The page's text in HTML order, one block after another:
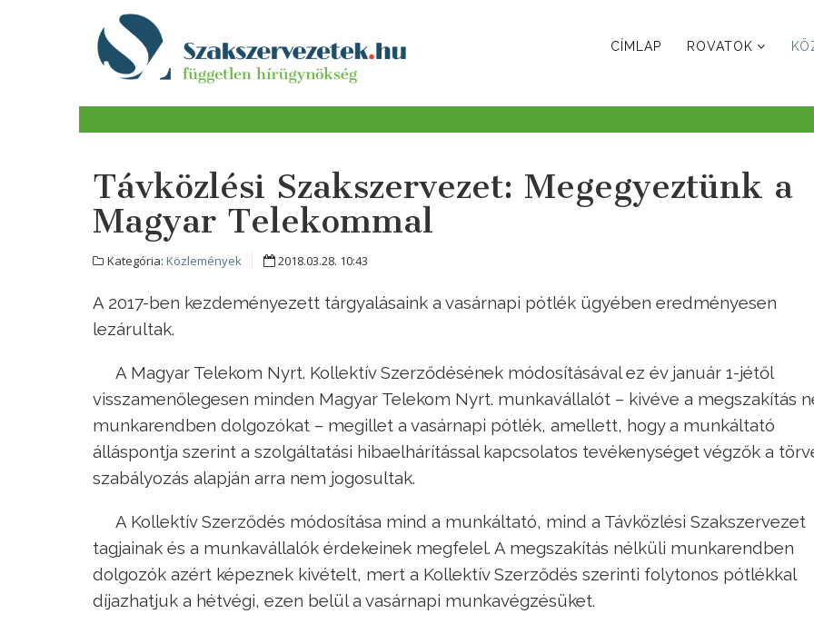
CÍMLAP ROVATOK
Távközlési Szakszervezet: Megegyeztünk a
Magyar Telekommal
Kategória: Közlemények 2018.03.28. 10:43
A 2017-ben kezdeményezett tárgyalásaink a vasárnapi pótlék ügyében eredményesen
lezárultak.
A Magyar Telekom Nyrt. Kollektív Szerződésének módosításával ez év január 1-jétől
visszamenőlegesen minden Magyar Telekom Nyrt. munkavállalót – kivéve a megszakítás
munkarendben dolgozókat – megillet a vasárnapi pótlék, amellett, hogy a munkáltató
álláspontja szerint a szolgáltatási hibaelhárítással kapcsolatos tevékenységet végzők a
szabályozás alapján arra nem jogosultak.
A Kollektív Szerződés módosítása mind a munkáltató, mind a Távközlési Szakszervezet
tagjainak és a munkavállalók érdekeinek megfelel. A megszakítás nélküli munkarendben
dolgozók azért képeznek kivételt, mert a Kollektív Szerződés szerinti folytonos pótlékkal
díjazhatjuk a hétvégi, ezen belül a vasárnapi munkavégzésüket.